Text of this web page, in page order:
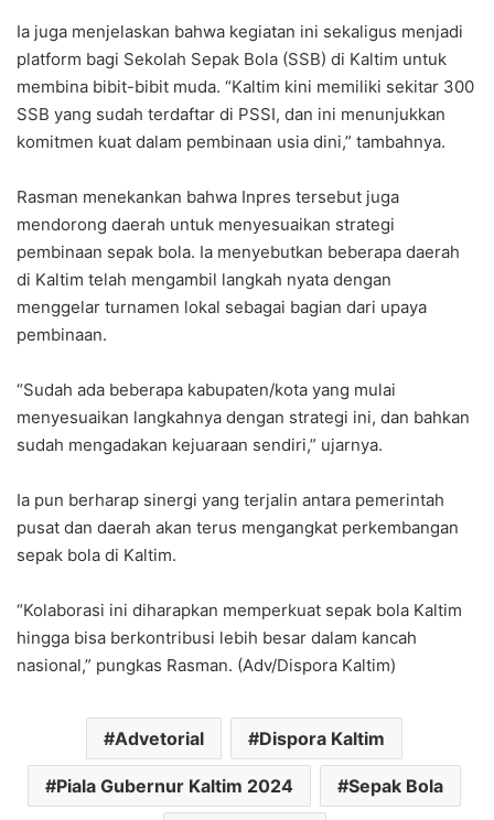
Ia juga menjelaskan bahwa kegiatan ini sekaligus menjadi
platform bagi Sekolah Sepak Bola (SSB) di Kaltim untuk
membina bibit-bibit muda. “Kaltim kini memiliki sekitar 300
SSB yang sudah terdaftar di PSSI, dan ini menunjukkan
komitmen kuat dalam pembinaan usia dini,” tambahnya.
Rasman menekankan bahwa Inpres tersebut juga
mendorong daerah untuk menyesuaikan strategi
pembinaan sepak bola. Ia menyebutkan beberapa daerah
di Kaltim telah mengambil langkah nyata dengan
menggelar turnamen lokal sebagai bagian dari upaya
pembinaan.
“Sudah ada beberapa kabupaten/kota yang mulai
menyesuaikan langkahnya dengan strategi ini, dan bahkan
sudah mengadakan kejuaraan sendiri,” ujarnya.
Ia pun berharap sinergi yang terjalin antara pemerintah
pusat dan daerah akan terus mengangkat perkembangan
sepak bola di Kaltim.
“Kolaborasi ini diharapkan memperkuat sepak bola Kaltim
hingga bisa berkontribusi lebih besar dalam kancah
nasional,” pungkas Rasman. (Adv/Dispora Kaltim)
Advetorial Dispora Kaltim
Piala Gubernur Kaltim 2024 Sepak Bola